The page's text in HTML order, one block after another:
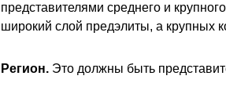
представителями среднего и
широкий слой предэлиты, а крупных
Регион.Это должны быть